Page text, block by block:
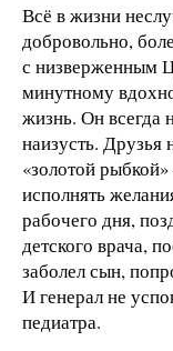
Всё в жизни
добровольно,
с низверженным
минутному
жизнь. Он всегда
наизусть. Друзья
«золотой
исполнять
рабочего дня,
детского врача,
заболел сын,
И генерал не
педиатра.